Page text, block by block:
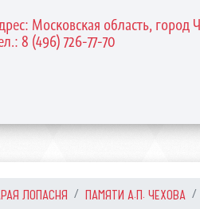
Московская область, город
8 (496) 726-77-70
ЛОПАСНЯ ПАМЯТИ А.П. ЧЕХОВА